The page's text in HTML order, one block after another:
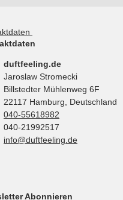
duftfeeling.de
Jaroslaw Stromecki
Billstedter Mühlenweg 6F
22117 Hamburg, Deutschland
040-55618982
040-21992517
info@duftfeeling.de
Abonnieren